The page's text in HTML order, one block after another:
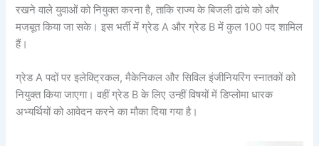
रखने वाले युवाओं को नियुक्त करना है, ताकि राज्य के बिजली ढांचे को और
मजबूत किया जा सके। इस भर्ती में ग्रेड A और ग्रेड B में कुल 100 पद शामिल
हैं।
ग्रेड A पदों पर इलेक्ट्रिकल, मैकेनिकल और सिविल इंजीनियरिंग स्नातकों को
नियुक्त किया जाएगा। वहीं ग्रेड B के लिए उन्हीं विषयों में डिप्लोमा धारक
अभ्यर्थियों को आवेदन करने का मौका दिया गया है।